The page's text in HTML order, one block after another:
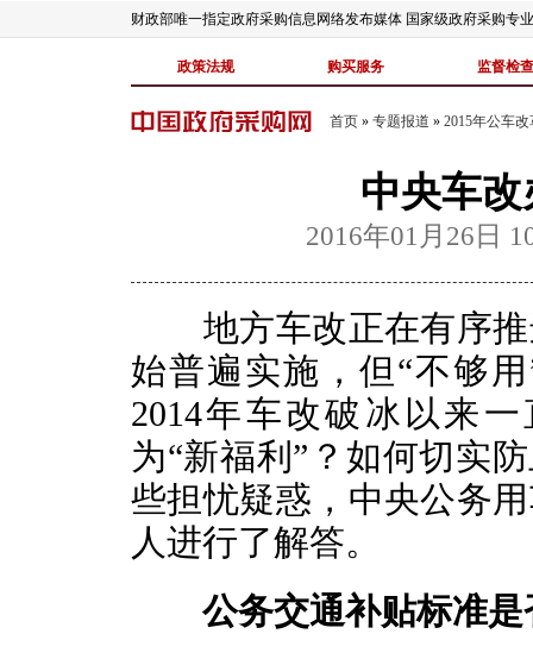
财政部唯一指定政府采购信息网络发布媒体 国家级政府采购专
政策法规 购买服务 监督检查
首页 » 专题报道 » 2015年公车
中央车
2016年01月26日
地方车改正在有序推
始普遍实施，但“不够
2014年车改破冰以来
为“新福利”？如何切实
些担忧疑惑，中央公务
人进行了解答。
公务交通补贴标准